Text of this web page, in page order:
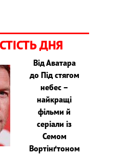
ДНЯ
Від Аватара
до Під стягом
небес –
найкращі
фільми й
серіали із
Семом
Вортінґтоном